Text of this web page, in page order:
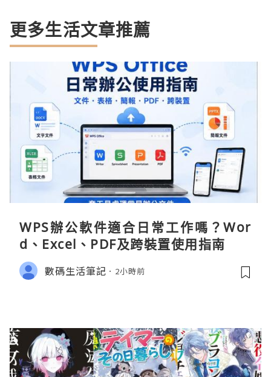
更多生活文章推薦
WPS辦公軟件適合日常工作嗎？Wor
d、Excel、PDF及跨裝置使用指南
數碼生活筆記 2小時前